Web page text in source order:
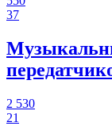
37
2 530
21